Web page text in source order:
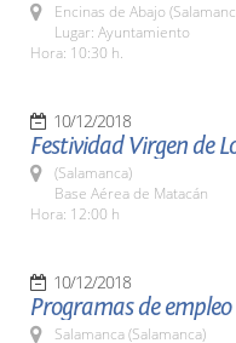
Encinas de Abajo
Lugar: Ayuntamiento
Hora: 10:30 h.
10/12/2018
Festividad Virgen de
(Salamanca)
Base Aérea de Matacán
Hora: 12:00 h
10/12/2018
Programas de
Salamanca (Salamanca)